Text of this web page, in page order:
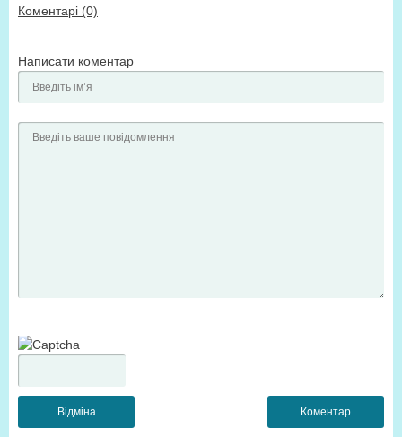
Коментарі (0)
Написати коментар